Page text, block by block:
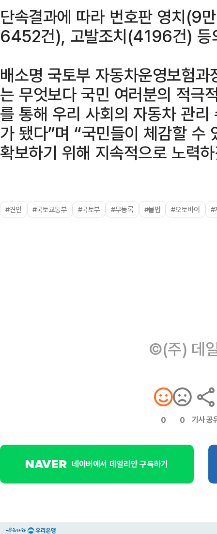
단속결과에 따라 번호판 영치(9
6452건), 고발조치(4196건) 등
배소명 국토부 자동차운영보험
는 무엇보다 국민 여러분의 적극
를 통해 우리 사회의 자동차 관
가 됐다”며 “국민들이 체감할 수
확보하기 위해 지속적으로 노력
#견인 #국토교통부 #국토부 #무등록 #불법 #오토바이 #
©(주) 데
0 0 기사 공
네이버에서 데일리안 구독하기